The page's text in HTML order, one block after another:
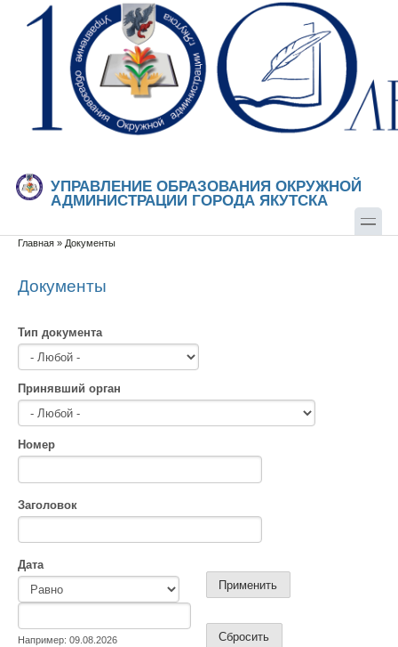
Перейти к основному содержанию
Skip to search
УПРАВЛЕНИЕ ОБРАЗОВАНИЯ ОКРУЖНОЙ
АДМИНИСТРАЦИИ ГОРОДА ЯКУТСКА
Вы здесь
Главная » Документы
Документы
Тип документа
Принявший орган
Номер
Заголовок
Дата
Например: 09.08.2026